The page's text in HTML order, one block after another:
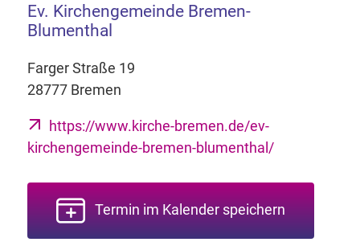
Ev. Kirchengemeinde Bremen-
Blumenthal
Farger Straße 19
28777 Bremen
https://www.kirche-bremen.de/ev-
kirchengemeinde-bremen-blumenthal/
Termin im Kalender speichern